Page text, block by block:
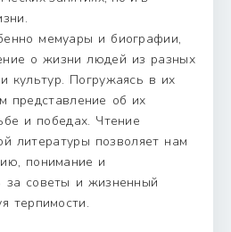
мемуары и биографии,
о жизни людей из разных
культур. Погружаясь в их
представление об их
и победах. Чтение
литературы позволяет нам
понимание и
за советы и жизненный
терпимости.